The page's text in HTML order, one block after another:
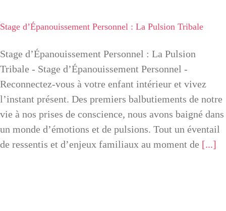
Stage d’Épanouissement Personnel : La Pulsion Tribale
Stage d’Épanouissement Personnel : La Pulsion
Tribale - Stage d’Épanouissement Personnel -
Reconnectez-vous à votre enfant intérieur et vivez
l’instant présent. Des premiers balbutiements de notre
vie à nos prises de conscience, nous avons baigné dans
un monde d’émotions et de pulsions. Tout un éventail
de ressentis et d’enjeux familiaux au moment de [...]